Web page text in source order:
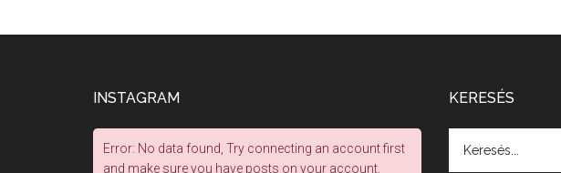
INSTAGRAM
Error: No data found, Try connecting an account first
and make sure you have posts on your account.
KERESÉS